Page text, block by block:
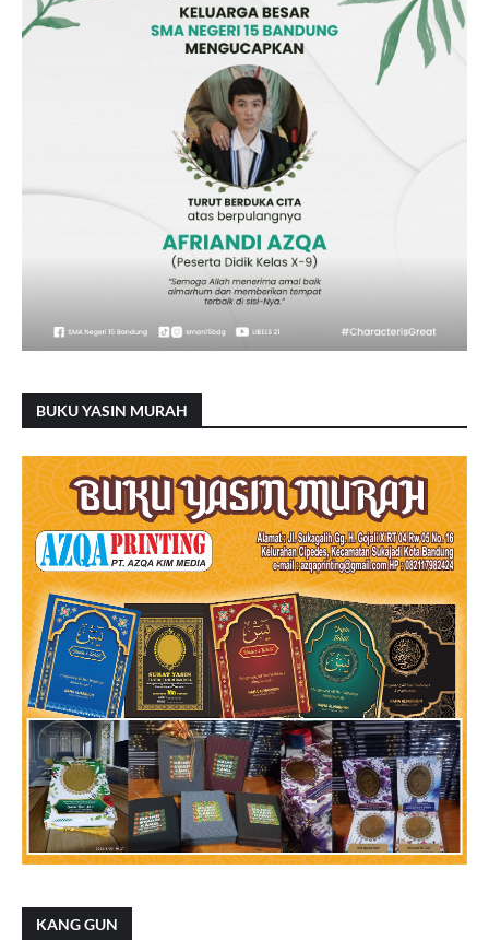
BUKU YASIN MURAH
KANG GUN